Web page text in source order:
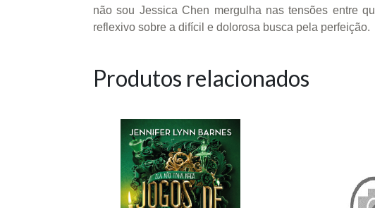
não sou Jessica Chen mergulha nas tensões entre
reflexivo sobre a difícil e dolorosa busca pela perfeição.
Produtos relacionados